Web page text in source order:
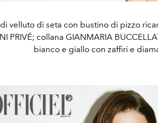
velluto di seta con bustino di pizzo
PRIVÉ; collana GIANMARIA
bianco e giallo con zaffiri e